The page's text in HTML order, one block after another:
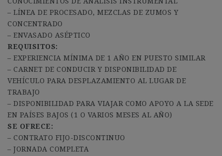
– LÍNEA DE PROCESADO, MEZCLAS DE ZUMOS Y
CONCENTRADO
– ENVASADO ASÉPTICO
REQUISITOS:
– EXPERIENCIA MÍNIMA DE 1 AÑO EN PUESTO SIMILAR
– CARNET DE CONDUCIR Y DISPONIBILIDAD DE
VEHÍCULO PARA DESPLAZAMIENTO AL LUGAR DE
TRABAJO
– DISPONIBILIDAD PARA VIAJAR COMO APOYO A LA SEDE
EN PAÍSES BAJOS (1 O VARIOS MESES AL AÑO)
SE OFRECE:
– CONTRATO FIJO-DISCONTINUO
– JORNADA COMPLETA